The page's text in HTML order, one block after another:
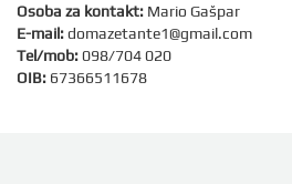
Osoba za kontakt: Mario Gašpar
E-mail:domazetante1@gmail.com
Tel/mob:098/704 020
OIB: 67366511678